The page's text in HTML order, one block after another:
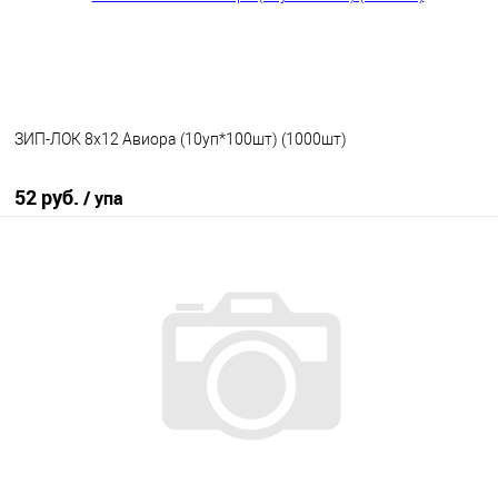
ЗИП-ЛОК 8х12 Авиора (10уп*100шт) (1000шт)
52 руб. / упа
В наличии